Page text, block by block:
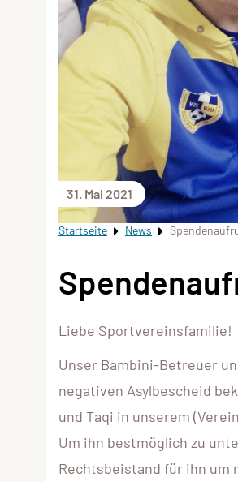
31. Mai 2021
Startseite News
Liebe Sportvereinsfamilie!
Unser Bambini-Betreuer
negativen Asylbescheid
und Taqi in unserem
Um ihn bestmöglich zu
Rechtsbeistand für ihn um